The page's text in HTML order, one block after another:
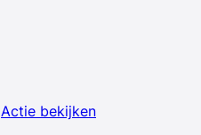
Actie bekijken